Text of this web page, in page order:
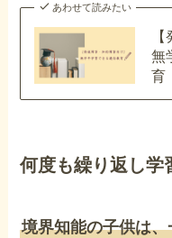
あわせて読みたい
無
育
何度も繰り返し学
境界知能の子供は